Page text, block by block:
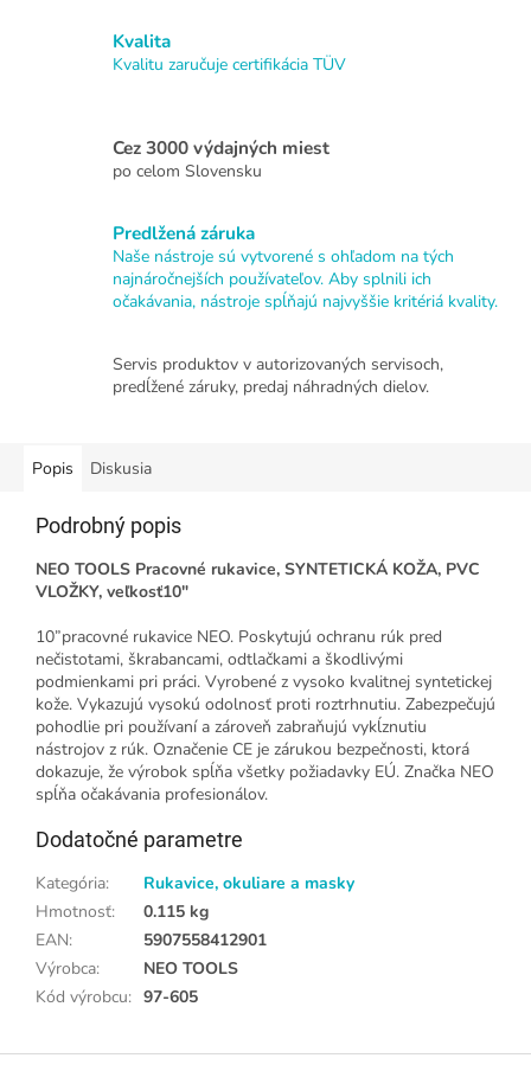
Kvalita
Kvalitu zaručuje certifikácia TÜV
Cez 3000 výdajných miest
po celom Slovensku
Predlžená záruka
Naše nástroje sú vytvorené s ohľadom na tých
najnáročnejších používateľov. Aby splnili ich
očakávania, nástroje spĺňajú najvyššie kritériá kvality.
Servis produktov v autorizovaných servisoch,
predĺžené záruky, predaj náhradných dielov.
Popis Diskusia
Podrobný popis
NEO TOOLS Pracovné rukavice, SYNTETICKÁ KOŽA, PVC
VLOŽKY, veľkosť10"
10”pracovné rukavice NEO. Poskytujú ochranu rúk pred
nečistotami, škrabancami, odtlačkami a škodlivými
podmienkami pri práci. Vyrobené z vysoko kvalitnej syntetickej
kože. Vykazujú vysokú odolnosť proti roztrhnutiu. Zabezpečujú
pohodlie pri používaní a zároveň zabraňujú vykĺznutiu
nástrojov z rúk. Označenie CE je zárukou bezpečnosti, ktorá
dokazuje, že výrobok spĺňa všetky požiadavky EÚ. Značka NEO
spĺňa očakávania profesionálov.
Dodatočné parametre
Kategória:
Rukavice, okuliare a masky
Hmotnosť:
0.115 kg
EAN:
5907558412901
Výrobca:
NEO TOOLS
Kód výrobcu: 97-605